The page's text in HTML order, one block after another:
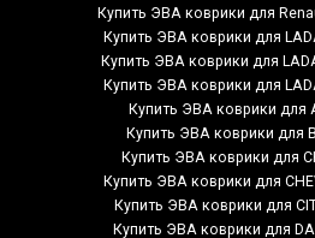
Купить ЭВА коврики для
Купить ЭВА коврики для
Купить ЭВА коврики для
Купить ЭВА коврики для
Купить ЭВА коврики для
Купить ЭВА коврики для
Купить ЭВА коврики для
Купить ЭВА коврики для
Купить ЭВА коврики для
Купить ЭВА коврики для